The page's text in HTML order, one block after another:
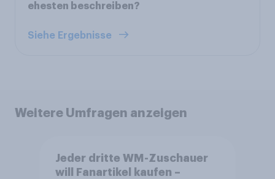
ehesten beschreiben?
Siehe Ergebnisse
Weitere Umfragen anzeigen
Jeder dritte WM-Zuschauer
will Fanartikel kaufen –